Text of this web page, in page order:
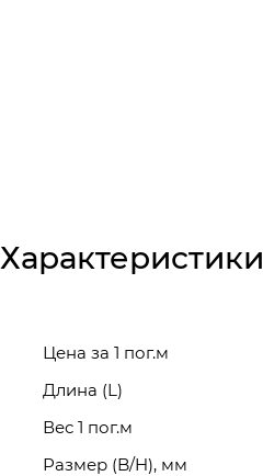
Характеристики
Цена за 1 пог.м
Длина (L)
Вес 1 пог.м
Размер (B/H), мм